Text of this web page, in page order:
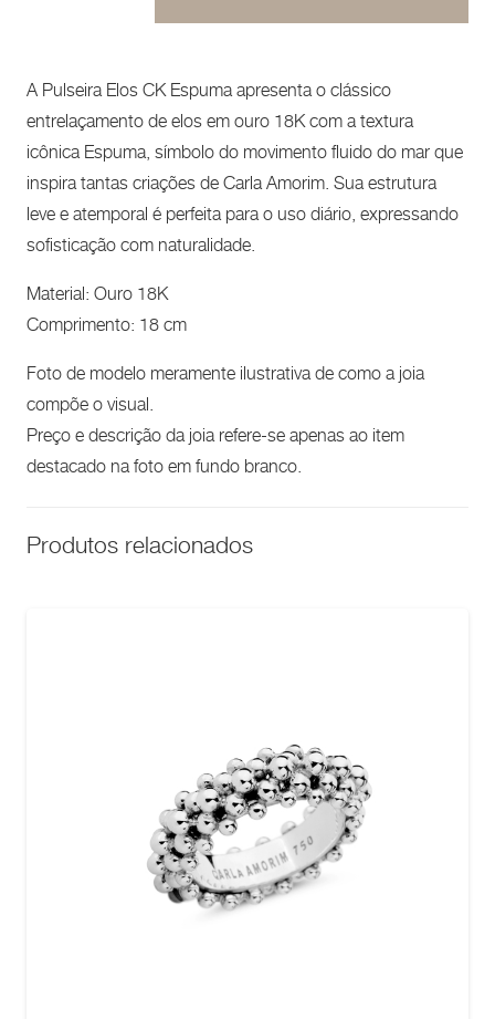
A Pulseira Elos CK Espuma apresenta o clássico
entrelaçamento de elos em ouro 18K com a textura
icônica Espuma, símbolo do movimento fluido do mar que
inspira tantas criações de Carla Amorim. Sua estrutura
leve e atemporal é perfeita para o uso diário, expressando
sofisticação com naturalidade.
Material: Ouro 18K
Comprimento: 18 cm
Foto de modelo meramente ilustrativa de como a joia
compõe o visual.
Preço e descrição da joia refere-se apenas ao item
destacado na foto em fundo branco.
Produtos relacionados